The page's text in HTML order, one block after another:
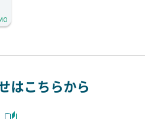
はこちらから